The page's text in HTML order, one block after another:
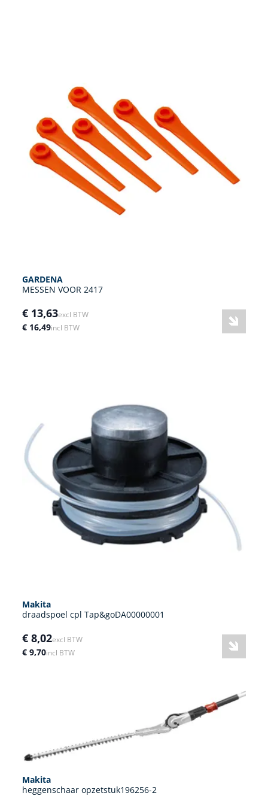
GARDENA
MESSEN VOOR 2417
€ 13,63excl BTW
€ 16,49incl BTW
Makita
draadspoel cpl Tap&goDA00000001
€ 8,02excl BTW
€ 9,70incl BTW
Makita
heggenschaar opzetstuk196256-2